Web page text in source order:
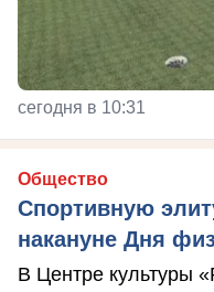
сегодня в 10:31
Общество
Спортивную
накануне Дня
В Центре культуры